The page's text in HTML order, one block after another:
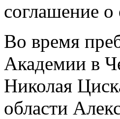
соглашение о
Во время
Академии в
Николая
области